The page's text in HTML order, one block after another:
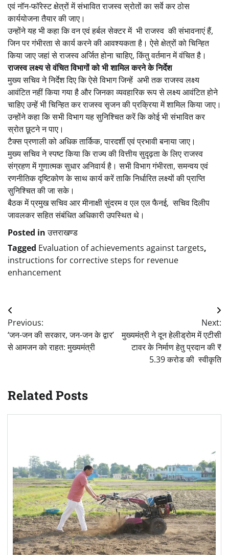
एवं नॉन-फॉरेस्ट क्षेत्रों में संभावित राजस्व स्रोतों का सर्वे कर ठोस
कार्ययोजना तैयार की जाए।
उन्होंने यह भी कहा कि वन एवं हर्बल सेक्टर में भी राजस्व की संभावनाएं हैं,
जिन पर गंभीरता से कार्य करने की आवश्यकता है। ऐसे क्षेत्रों को चिन्हित
किया जाए जहां से राजस्व अर्जित होना चाहिए, किंतु वर्तमान में वंचित है।
राजस्व लक्ष्य से वंचित विभागों को भी शामिल करने के निर्देश
मुख्य सचिव ने निर्देश दिए कि ऐसे विभाग जिन्हें अभी तक राजस्व लक्ष्य
आवंटित नहीं किया गया है और जिनका व्यवहारिक रूप से लक्ष्य आवंटित होने
चाहिए उन्हें भी चिन्हित कर राजस्व सृजन की प्रक्रिया में शामिल किया जाए।
उन्होंने कहा कि सभी विभाग यह सुनिश्चित करें कि कोई भी संभावित कर
स्रोत छूटने न पाए।
टैक्स प्रणाली को अधिक तार्किक, पारदर्शी एवं प्रभावी बनाया जाए।
मुख्य सचिव ने स्पष्ट किया कि राज्य की वित्तीय सुदृढ़ता के लिए राजस्व
संग्रहण में गुणात्मक सुधार अनिवार्य है। सभी विभाग गंभीरता, समन्वय एवं
रणनीतिक दृष्टिकोण के साथ कार्य करें ताकि निर्धारित लक्ष्यों की प्राप्ति
सुनिश्चित की जा सके।
बैठक में प्रमुख सचिव आर मीनाक्षी सुंदरम व एल एल फैनई, सचिव दिलीप
जावलकर सहित संबंधित अधिकारी उपस्थित थे।
Posted inउत्तराखण्ड
Tagged Evaluation of achievements against targets,
instructions for corrective steps for revenue
enhancement
Post
navigation
Previous:
‘जन-जन की सरकार, जन-जन के द्वार’
से आमजन को राहत: मुख्यमंत्री
Next:
मुख्यमंत्री ने दून हेलीड्रोम में एटीसी
टावर के निर्माण हेतु प्रदान की ₹
5.39 करोड की स्वीकृति
Related Posts